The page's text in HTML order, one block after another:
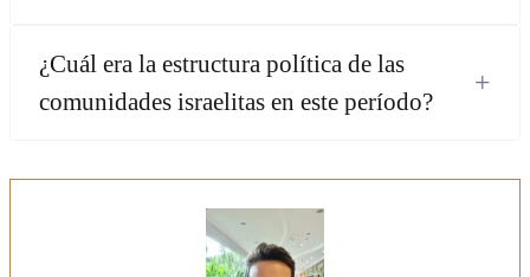
¿Cuál era la estructura política de las
comunidades israelitas en este período?
+